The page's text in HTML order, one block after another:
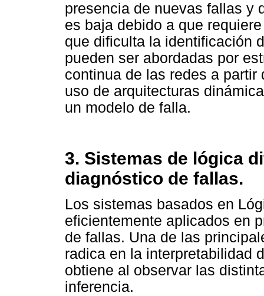
presencia de nuevas fallas y
es baja debido a que
que dificulta la identificación
pueden ser abordadas por
continua de las redes a
uso de arquitecturas
un modelo de falla.
3. Sistemas de lógica
diagnóstico de fallas.
Los sistemas basados en
eficientemente aplicados en
de fallas. Una de las
radica en la interpretabilidad
obtiene al observar las
inferencia.